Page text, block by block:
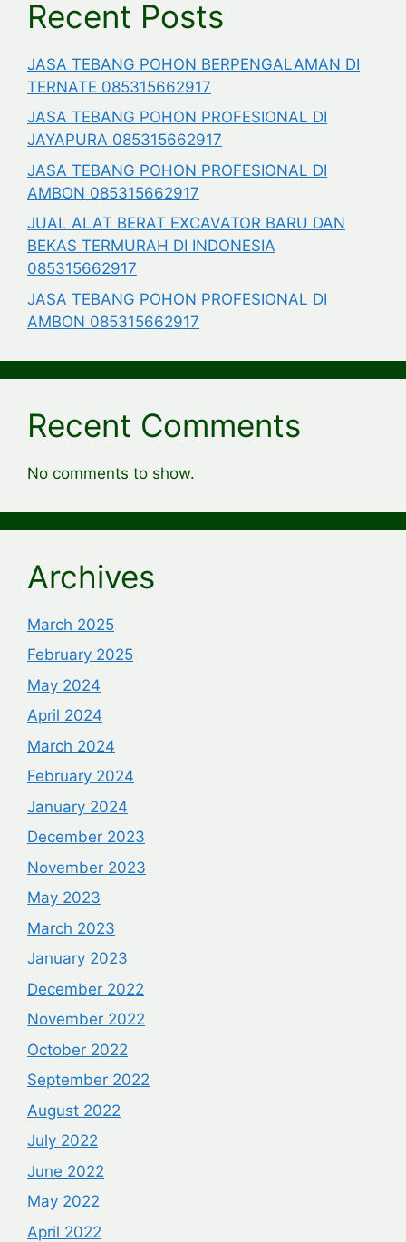
Recent Posts
JASA TEBANG POHON BERPENGALAMAN DI
TERNATE 085315662917
JASA TEBANG POHON PROFESIONAL DI
JAYAPURA 085315662917
JASA TEBANG POHON PROFESIONAL DI
AMBON 085315662917
JUAL ALAT BERAT EXCAVATOR BARU DAN
BEKAS TERMURAH DI INDONESIA
085315662917
JASA TEBANG POHON PROFESIONAL DI
AMBON 085315662917
Recent Comments
No comments to show.
Archives
March 2025
February 2025
May 2024
April 2024
March 2024
February 2024
January 2024
December 2023
November 2023
May 2023
March 2023
January 2023
December 2022
November 2022
October 2022
September 2022
August 2022
July 2022
June 2022
May 2022
April 2022